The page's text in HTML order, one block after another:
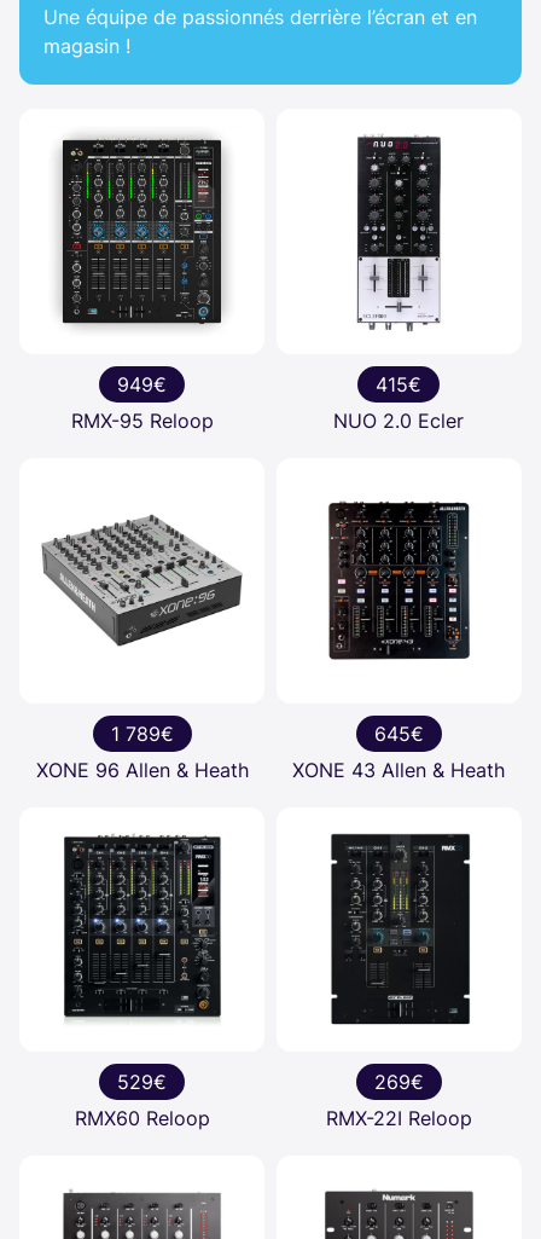
Une équipe de passionnés derrière l’écran et en
magasin !
949€
RMX-95 Reloop
415€
NUO 2.0 Ecler
1 789€
XONE 96 Allen & Heath
645€
XONE 43 Allen & Heath
529€
RMX60 Reloop
269€
RMX-22I Reloop